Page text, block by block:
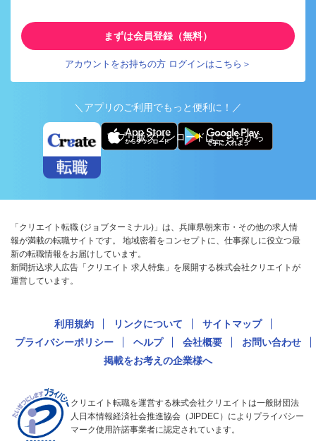
まずは会員登録（無料）
アカウントをお持ちの方 ログインはこちら＞
＼アプリのご利用でもっと便利に！／
アプリ版ダウンロードはこちらから
「クリエイト転職 (ジョブターミナル)」は、兵庫県朝来市・その他の求人情
報が満載の転職サイトです。 地域密着をコンセプトに、仕事探しに役立つ最
新の転職情報をお届けしています。
新聞折込求人広告「クリエイト 求人特集」を展開する株式会社クリエイトが
運営しています。
利用規約 リンクについて
サイトマップ
プライバシーポリシー
ヘルプ 会社概要
お問い合わせ
掲載をお考えの企業様へ
クリエイト転職を運営する株式会社クリエイトは一般財団法
人日本情報経済社会推進協会（JIPDEC）によりプライバシー
マーク使用許諾事業者に認定されています。